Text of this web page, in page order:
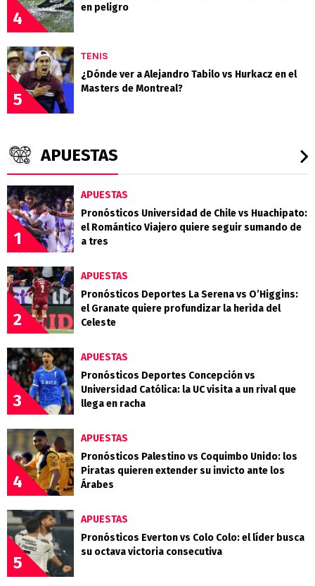
4
en peligro
5
TENIS
¿Dónde ver a Alejandro Tabilo vs Hurkacz en el
Masters de Montreal?
APUESTAS
1
APUESTAS
Pronósticos Universidad de Chile vs Huachipato:
el Romántico Viajero quiere seguir sumando de
a tres
2
APUESTAS
Pronósticos Deportes La Serena vs O’Higgins:
el Granate quiere profundizar la herida del
Celeste
3
APUESTAS
Pronósticos Deportes Concepción vs
Universidad Católica: la UC visita a un rival que
llega en racha
4
APUESTAS
Pronósticos Palestino vs Coquimbo Unido: los
Piratas quieren extender su invicto ante los
Árabes
5
APUESTAS
Pronósticos Everton vs Colo Colo: el líder busca
su octava victoria consecutiva